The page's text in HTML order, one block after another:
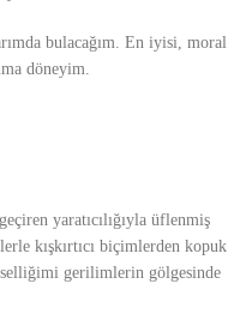
bulacağım. En iyisi, moral
döneyim.
yaratıcılığıyla üflenmiş
kışkırtıcı biçimlerden kopuk
gerilimlerin gölgesinde